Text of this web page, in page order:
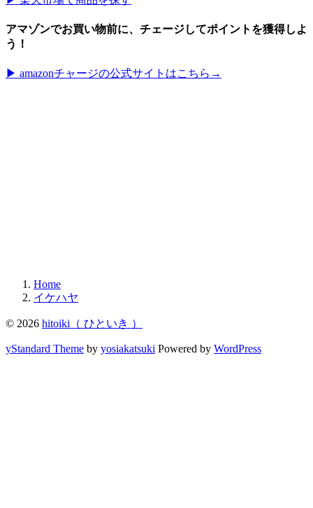
アマゾンでお買い物前に、チェージしてポイントを獲得しよ
う！
▶︎ amazonチャージの公式サイトはこちら→
Home
イケハヤ
© 2026 hitoiki（ ひといき ）
yStandard Theme by yosiakatsuki Powered by WordPress